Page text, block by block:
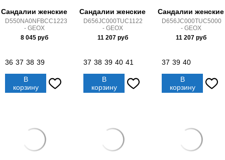
Сандалии женские
D550NA0NFBCC1223
- GEOX
8 045руб
36 37 38 39
В
корзину
Сандалии женские
D656JC000TUC1122
- GEOX
11 207руб
37 38 39 40 41
В
корзину
Сандалии женские
D656JC000TUC5000
- GEOX
11 207руб
37 39 40
В
корзину